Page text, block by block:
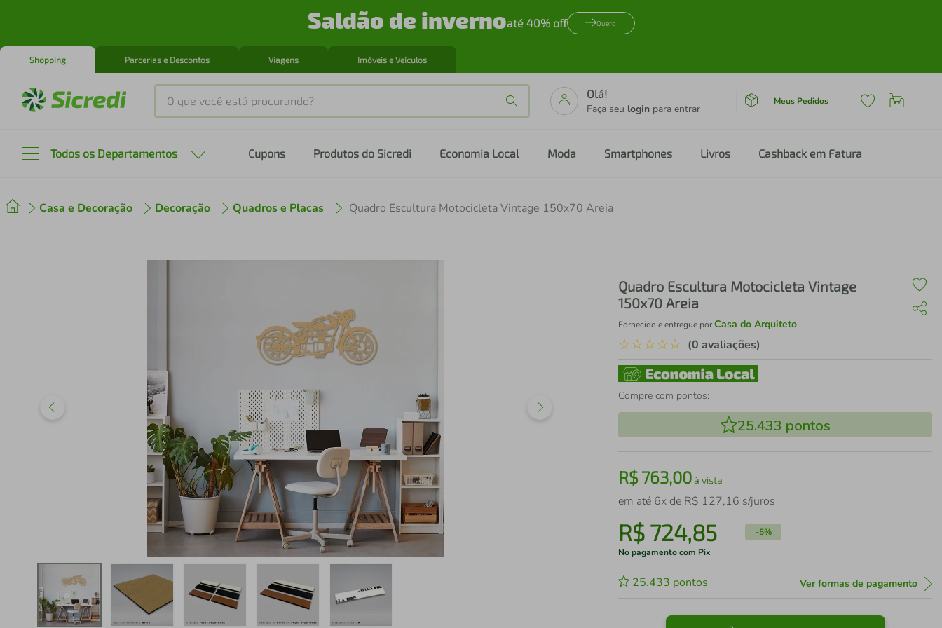
Saldão de invernoaté 40% off Quero
Shopping Parcerias e Descontos Viagens Imóveis e Veículos
O que você está procurando?
Olá!
Faça seu login para entrar
Meus Pedidos
Todos os Departamentos Cupons Produtos do Sicredi Economia Local Moda Smartphones Livros Cashback em Fatura
Casa e Decoração Decoração Quadros e Placas Quadro Escultura Motocicleta Vintage 150x70 Areia
Quadro Escultura Motocicleta Vintage
150x70 Areia
Fornecido e entregue porCasa do Arquiteto
☆☆☆☆☆ (0 avaliações)
Compre com pontos:
25.433 pontos
R$763,00à vista
em até 6x de R$ 127,16 s/juros
R$ 724,85 -5%
No pagamento com Pix
25.433 pontos Ver formas de pagamento
º cafeteira